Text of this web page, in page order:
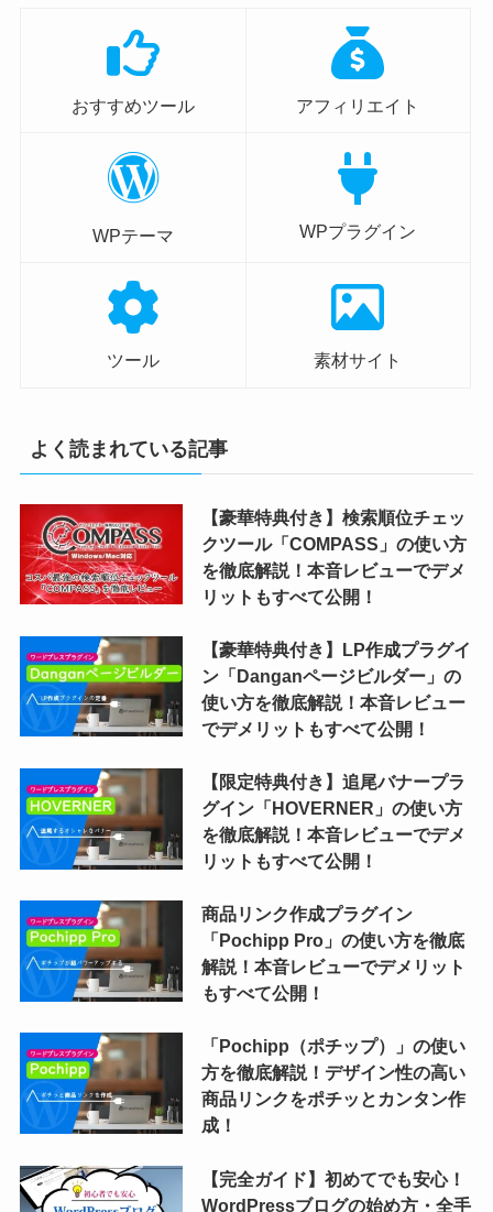
おすすめツール アフィリエイト
WPテーマ WPプラグイン
ツール 素材サイト
よく読まれている記事
【豪華特典付き】検索順位チェッ
クツール「COMPASS」の使い方
を徹底解説！本音レビューでデメ
リットもすべて公開！
【豪華特典付き】LP作成プラグイ
ン「Danganページビルダー」の
使い方を徹底解説！本音レビュー
でデメリットもすべて公開！
【限定特典付き】追尾バナープラ
グイン「HOVERNER」の使い方
を徹底解説！本音レビューでデメ
リットもすべて公開！
商品リンク作成プラグイン
「Pochipp Pro」の使い方を徹底
解説！本音レビューでデメリット
もすべて公開！
「Pochipp（ポチップ）」の使い
方を徹底解説！デザイン性の高い
商品リンクをポチッとカンタン作
成！
【完全ガイド】初めてでも安心！
WordPressブログの始め方・全手